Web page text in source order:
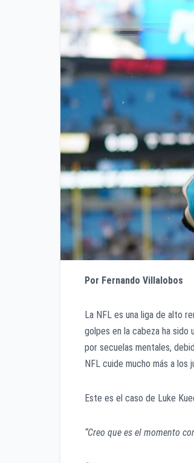
Por Fernando Villalobos
La NFL es una liga de alto
golpes en la cabeza ha sido
por secuelas mentales,
NFL cuide mucho más a
Este es el caso de Luke
“Creo que es el momento